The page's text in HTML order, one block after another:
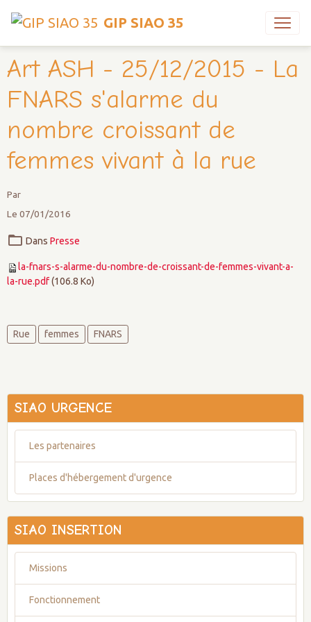
GIP SIAO 35
Art ASH - 25/12/2015 - La
FNARS s'alarme du
nombre croissant de
femmes vivant à la rue
Par
Le 07/01/2016
Dans Presse
la-fnars-s-alarme-du-nombre-de-croissant-de-femmes-vivant-a-
la-rue.pdf(106.8 Ko)
Rue femmes FNARS
SIAO URGENCE
Les partenaires
Places d'hébergement d'urgence
SIAO INSERTION
Missions
Fonctionnement